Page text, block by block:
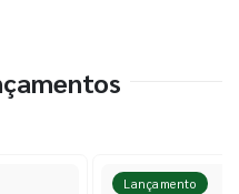
Lançamento